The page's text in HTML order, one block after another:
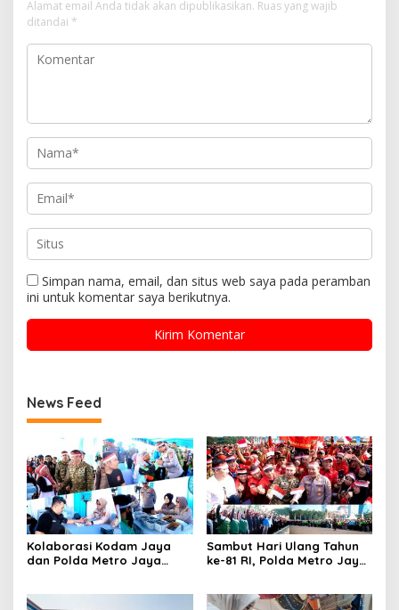
Alamat email Anda tidak akan dipublikasikan. Ruas yang wajib
ditandai *
Simpan nama, email, dan situs web saya pada peramban
ini untuk komentar saya berikutnya.
News Feed
Kolaborasi Kodam Jaya
dan Polda Metro Jaya
Sambut Hari Ulang Tahun
ke-81 RI, Polda Metro Jaya